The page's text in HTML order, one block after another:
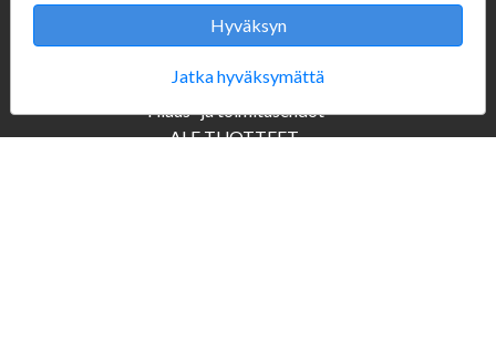
Verkkokauppa
#porvoonsithlord
Tilaus- ja toimitusehdot
ALE TUOTTEET
Hyväksyn
Jatka hyväksymättä